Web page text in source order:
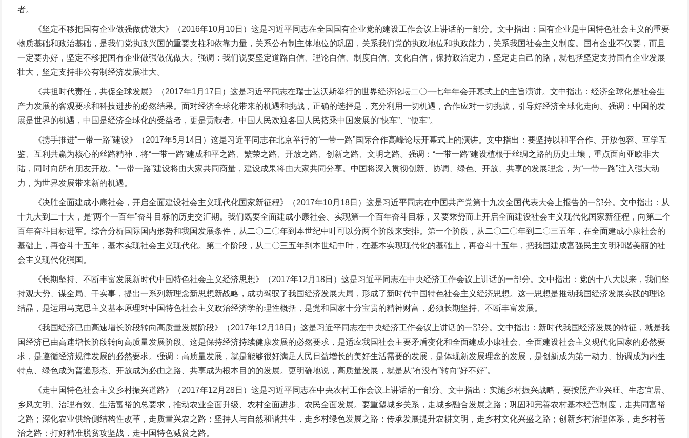
者。
《坚定不移把国有企业做强做优做大》（2016年10月10日）这是习近平同志在全国国有企业党的建设工作会议上讲话的一部分。文中指出：国有企业是中国特色社会主义的重要
物质基础和政治基础，是我们党执政兴国的重要支柱和依靠力量，关系公有制主体地位的巩固，关系我们党的执政地位和执政能力，关系我国社会主义制度。国有企业不仅要，而且
一定要办好，坚定不移把国有企业做强做优做大。强调：我们说要坚定道路自信、理论自信、制度自信、文化自信，保持政治定力，坚定走自己的路，就包括坚定支持国有企业发展
壮大，坚定支持非公有制经济发展壮大。
《共担时代责任，共促全球发展》（2017年1月17日）这是习近平同志在瑞士达沃斯举行的世界经济论坛二〇一七年年会开幕式上的主旨演讲。文中指出：经济全球化是社会生
产力发展的客观要求和科技进步的必然结果。面对经济全球化带来的机遇和挑战，正确的选择是，充分利用一切机遇，合作应对一切挑战，引导好经济全球化走向。强调：中国的发
展是世界的机遇，中国是经济全球化的受益者，更是贡献者。中国人民欢迎各国人民搭乘中国发展的“快车”、“便车”。
《携手推进“一带一路”建设》（2017年5月14日）这是习近平同志在北京举行的“一带一路”国际合作高峰论坛开幕式上的演讲。文中指出：要坚持以和平合作、开放包容、互学互
鉴、互利共赢为核心的丝路精神，将“一带一路”建成和平之路、繁荣之路、开放之路、创新之路、文明之路。强调：“一带一路”建设植根于丝绸之路的历史土壤，重点面向亚欧非大
陆，同时向所有朋友开放。“一带一路”建设将由大家共同商量，建设成果将由大家共同分享。中国将深入贯彻创新、协调、绿色、开放、共享的发展理念，为“一带一路”注入强大动
力，为世界发展带来新的机遇。
《决胜全面建成小康社会，开启全面建设社会主义现代化国家新征程》（2017年10月18日）这是习近平同志在中国共产党第十九次全国代表大会上报告的一部分。文中指出：从
十九大到二十大，是“两个一百年”奋斗目标的历史交汇期。我们既要全面建成小康社会、实现第一个百年奋斗目标，又要乘势而上开启全面建设社会主义现代化国家新征程，向第二个
百年奋斗目标进军。综合分析国际国内形势和我国发展条件，从二〇二〇年到本世纪中叶可以分两个阶段来安排。第一个阶段，从二〇二〇年到二〇三五年，在全面建成小康社会的
基础上，再奋斗十五年，基本实现社会主义现代化。第二个阶段，从二〇三五年到本世纪中叶，在基本实现现代化的基础上，再奋斗十五年，把我国建成富强民主文明和谐美丽的社
会主义现代化强国。
《长期坚持、不断丰富发展新时代中国特色社会主义经济思想》（2017年12月18日）这是习近平同志在中央经济工作会议上讲话的一部分。文中指出：党的十八大以来，我们坚
持观大势、谋全局、干实事，提出一系列新理念新思想新战略，成功驾驭了我国经济发展大局，形成了新时代中国特色社会主义经济思想。这一思想是推动我国经济发展实践的理论
结晶，是运用马克思主义基本原理对中国特色社会主义政治经济学的理性概括，是党和国家十分宝贵的精神财富，必须长期坚持、不断丰富发展。
《我国经济已由高速增长阶段转向高质量发展阶段》（2017年12月18日）这是习近平同志在中央经济工作会议上讲话的一部分。文中指出：新时代我国经济发展的特征，就是我
国经济已由高速增长阶段转向高质量发展阶段。这是保持经济持续健康发展的必然要求，是适应我国社会主要矛盾变化和全面建成小康社会、全面建设社会主义现代化国家的必然要
求，是遵循经济规律发展的必然要求。强调：高质量发展，就是能够很好满足人民日益增长的美好生活需要的发展，是体现新发展理念的发展，是创新成为第一动力、协调成为内生
特点、绿色成为普遍形态、开放成为必由之路、共享成为根本目的的发展。更明确地说，高质量发展，就是从“有没有”转向“好不好”。
《走中国特色社会主义乡村振兴道路》（2017年12月28日）这是习近平同志在中央农村工作会议上讲话的一部分。文中指出：实施乡村振兴战略，要按照产业兴旺、生态宜居、
乡风文明、治理有效、生活富裕的总要求，推动农业全面升级、农村全面进步、农民全面发展。要重塑城乡关系，走城乡融合发展之路；巩固和完善农村基本经营制度，走共同富裕
之路；深化农业供给侧结构性改革，走质量兴农之路；坚持人与自然和谐共生，走乡村绿色发展之路；传承发展提升农耕文明，走乡村文化兴盛之路；创新乡村治理体系，走乡村善
治之路；打好精准脱贫攻坚战，走中国特色减贫之路。